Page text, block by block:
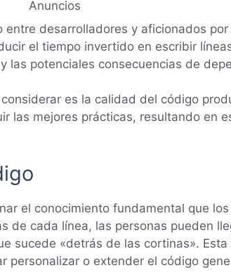
Anuncios
desarrolladores y aficionados
el tiempo invertido en escribir
potenciales consecuencias de
es la calidad del código
las mejores prácticas, resultando en
el conocimiento fundamental que
de cada línea, las personas pueden
sucede «detrás de las cortinas».
personalizar o extender el código